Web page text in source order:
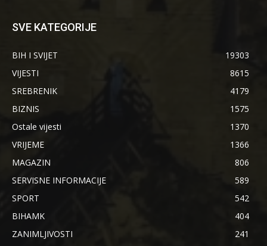
SVE KATEGORIJE
BIH I SVIJET
19303
VIJESTI
8615
SREBRENIK
4179
BIZNIS
1575
Ostale vijesti
1370
VRIJEME
1366
MAGAZIN
806
SERVISNE INFORMACIJE
589
SPORT
542
BIHAMK
404
ZANIMLJIVOSTI
241